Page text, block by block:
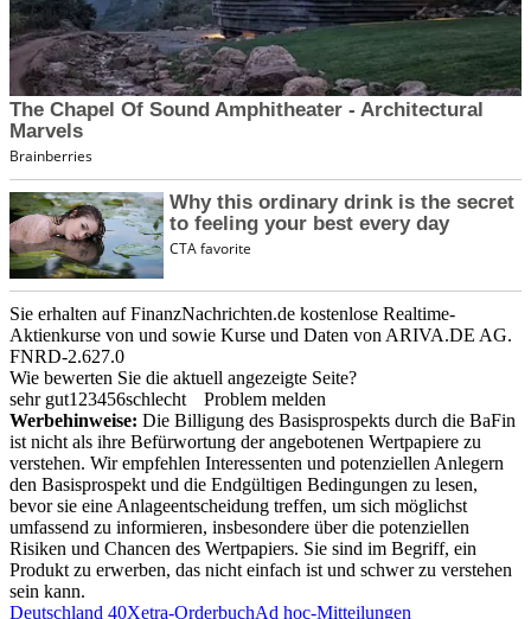
Sie erhalten auf FinanzNachrichten.de kostenlose Realtime-
Aktienkurse von und sowie Kurse und Daten von ARIVA.DE AG.
FNRD-2.627.0
Wie bewerten Sie die aktuell angezeigte Seite?
sehr gut1 23456schlecht
Problem melden
Werbehinweise: Die Billigung des Basisprospekts durch die BaFin
ist nicht als ihre Befürwortung der angebotenen Wertpapiere zu
verstehen. Wir empfehlen Interessenten und potenziellen Anlegern
den Basisprospekt und die Endgültigen Bedingungen zu lesen,
bevor sie eine Anlageentscheidung treffen, um sich möglichst
umfassend zu informieren, insbesondere über die potenziellen
Risiken und Chancen des Wertpapiers. Sie sind im Begriff, ein
Produkt zu erwerben, das nicht einfach ist und schwer zu verstehen
sein kann.
Deutschland 40Xetra-OrderbuchAd hoc-Mitteilungen